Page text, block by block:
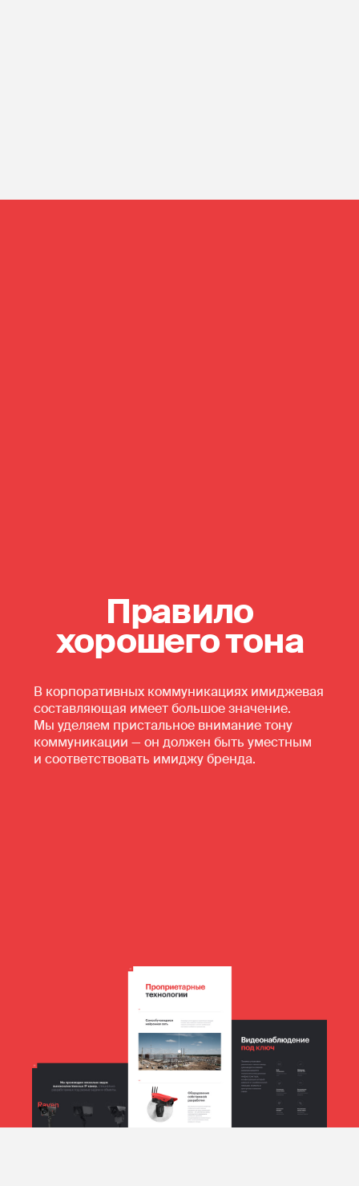
Правило
хорошего тона
В корпоративных коммуникациях имиджевая
составляющая имеет большое значение.
Мы уделяем пристальное внимание тону
коммуникации — он должен быть уместным
и соответствовать имиджу бренда.